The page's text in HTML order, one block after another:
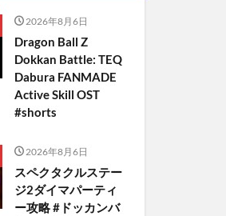
2026年8月6日
Dragon Ball Z
Dokkan Battle: TEQ
Dabura FANMADE
Active Skill OST
#shorts
2026年8月6日
スペクタクルステー
ジ2ダイマパーティ
ー攻略 #ドッカンバ